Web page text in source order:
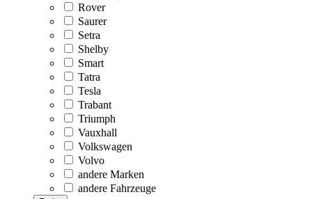
Rover
Saurer
Setra
Shelby
Smart
Tatra
Tesla
Trabant
Triumph
Vauxhall
Volkswagen
Volvo
andere Marken
andere Fahrzeuge